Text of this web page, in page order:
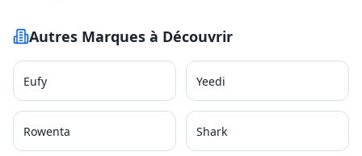
Autres Marques à Découvrir
Eufy Yeedi
Rowenta Shark